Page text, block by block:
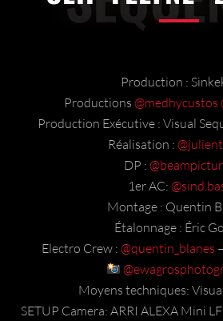
Production :
Productions @medhycustos
Production Exécutive : Visual
Réalisation :
DP :
1er AC:
Montage : Quentin
Étalonnage : Éric
Electro Crew : @quentin_blanes –
Moyens techniques:
SETUP Camera: ARRI ALEXA Mini